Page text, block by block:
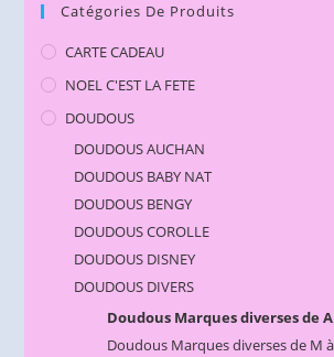
Catégories De Produits
CARTE CADEAU
NOEL C'EST LA FETE
DOUDOUS
DOUDOUS AUCHAN
DOUDOUS BABY NAT
DOUDOUS BENGY
DOUDOUS COROLLE
DOUDOUS DISNEY
DOUDOUS DIVERS
Doudous Marques diverses de A
Doudous Marques diverses de M